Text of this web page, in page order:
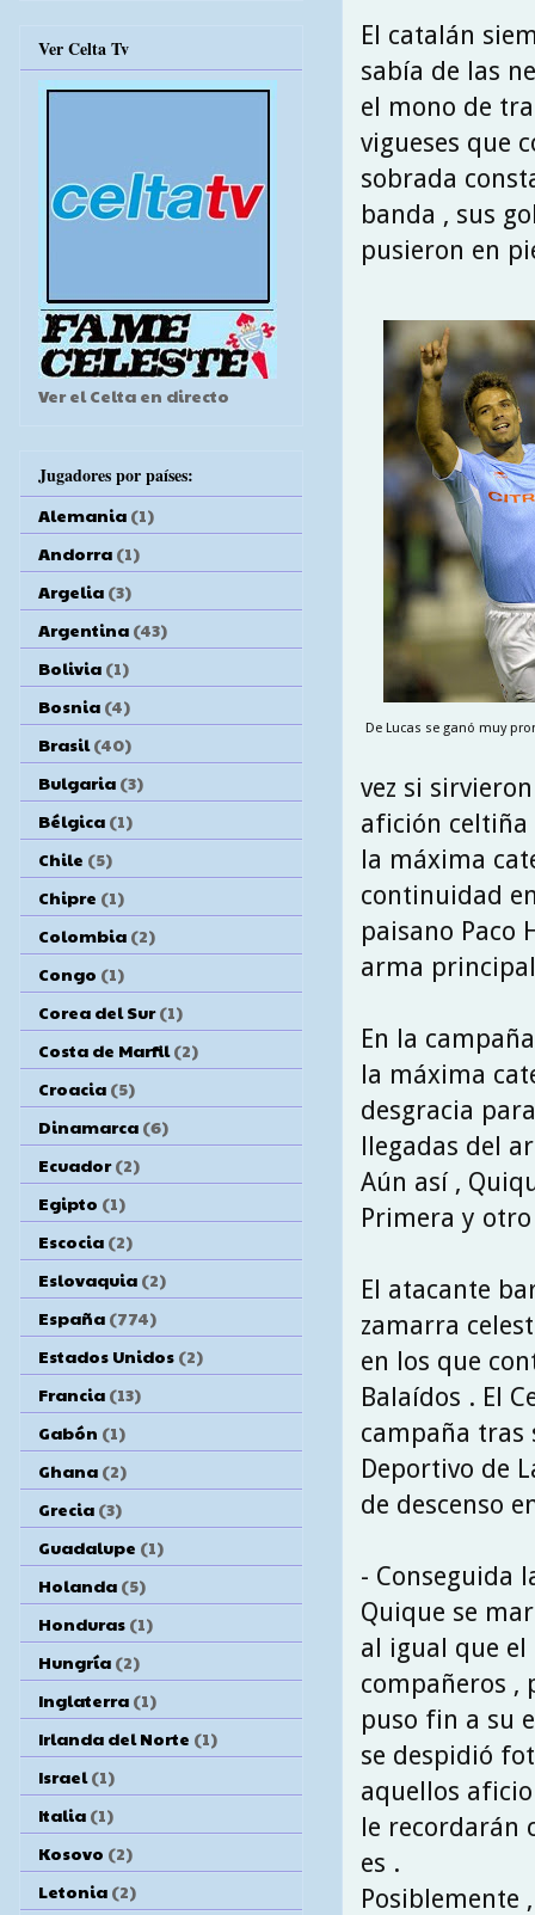
El catalán
sabía de las
el mono de
vigueses que
sobrada
banda , sus
pusieron en
De Lucas se ganó muy
vez si
afición celtiña
la máxima
continuidad
paisano Paco
arma
En la
la máxima
desgracia
llegadas del
Aún así ,
Primera y
El atacante
zamarra
en los que
Balaídos . El
campaña
Deportivo de
de descenso
- Conseguida
Quique se
al igual que el
compañeros ,
puso fin a su
se despidió
aquellos
le recordarán
es .
Posiblemente
Ver Celta Tv
Ver el Celta en directo
Jugadores por países:
Alemania (1)
Andorra (1)
Argelia (3)
Argentina (43)
Bolivia (1)
Bosnia (4)
Brasil (40)
Bulgaria (3)
Bélgica (1)
Chile (5)
Chipre (1)
Colombia (2)
Congo (1)
Corea del Sur (1)
Costa de Marfil (2)
Croacia (5)
Dinamarca (6)
Ecuador (2)
Egipto (1)
Escocia (2)
Eslovaquia (2)
España (774)
Estados Unidos (2)
Francia (13)
Gabón (1)
Ghana (2)
Grecia (3)
Guadalupe (1)
Holanda (5)
Honduras (1)
Hungría (2)
Inglaterra (1)
Irlanda del Norte (1)
Israel (1)
Italia (1)
Kosovo (2)
Letonia (2)